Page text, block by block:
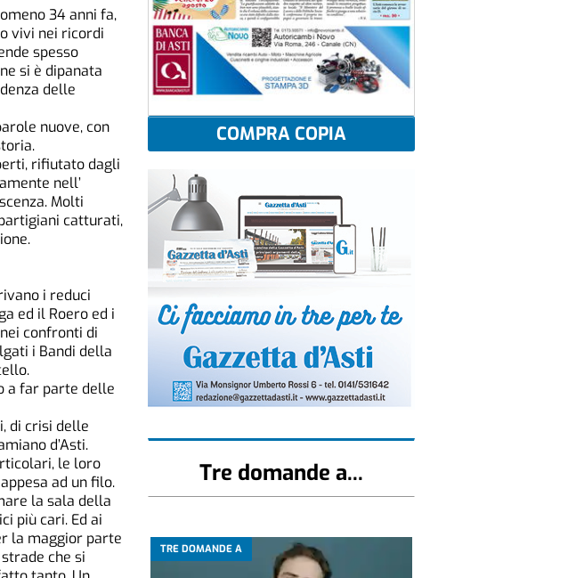
34 anni fa,
vivi nei ricordi
spesso
si è dipanata
delle
nuove, con
rifiutato dagli
nell’
Molti
catturati,
i reduci
ed il Roero ed i
confronti di
i Bandi della
a far parte delle
di crisi delle
d’Asti.
le loro
ad un filo.
la sala della
più cari. Ed ai
la maggior parte
che si
COMPRA COPIA
Tre domande a...
TRE DOMANDE A